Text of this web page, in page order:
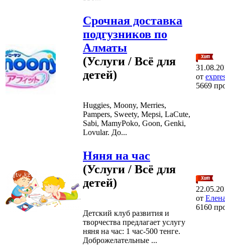
Срочная доставка
подгузников по
Алматы
(Услуги / Всё для
детей)
Huggies, Moony, Merries,
Pampers, Sweety, Mepsi, LaCute,
Sabi, MamyPoko, Goon, Genki,
Lovular. До...
от
5669
Няня на час
(Услуги / Всё для
детей)
Детский клуб развития и
творчества предлагает услугу
няня на час: 1 час-500 тенге.
Доброжелательные ...
от
6160